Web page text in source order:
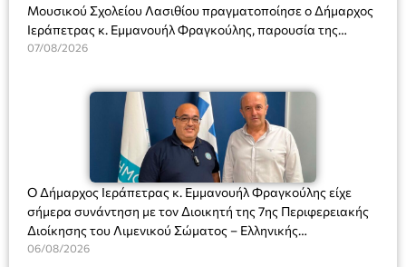
Μουσικού Σχολείου Λασιθίου πραγματοποίησε ο Δήμαρχος
Ιεράπετρας κ. Εμμανουήλ Φραγκούλης, παρουσία της
Διευθύντριας του σχολείου κας Μαριάννας Χαΐτα.
07/08/2026
Ο Δήμαρχος Ιεράπετρας κ. Εμμανουήλ Φραγκούλης είχε
σήμερα συνάντηση με τον Διοικητή της 7ης Περιφερειακής
Διοίκησης του Λιμενικού Σώματος – Ελληνικής
Ακτοφυλακής (Λ.Σ.-ΕΛ.ΑΚΤ.), Αρχιπλοίαρχο Λ.Σ. κ. Ιωάννη
06/08/2026